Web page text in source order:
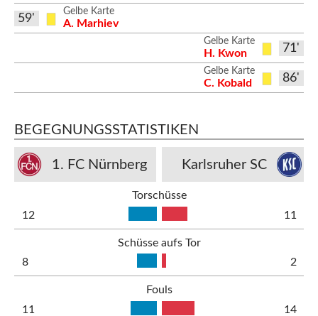
Gelbe Karte
A. Marhiev
59'
71'
Gelbe Karte
H. Kwon
86'
Gelbe Karte
C. Kobald
BEGEGNUNGSSTATISTIKEN
1. FC Nürnberg Karlsruher SC
Torschüsse
12
11
Schüsse aufs Tor
8
2
Fouls
11
14